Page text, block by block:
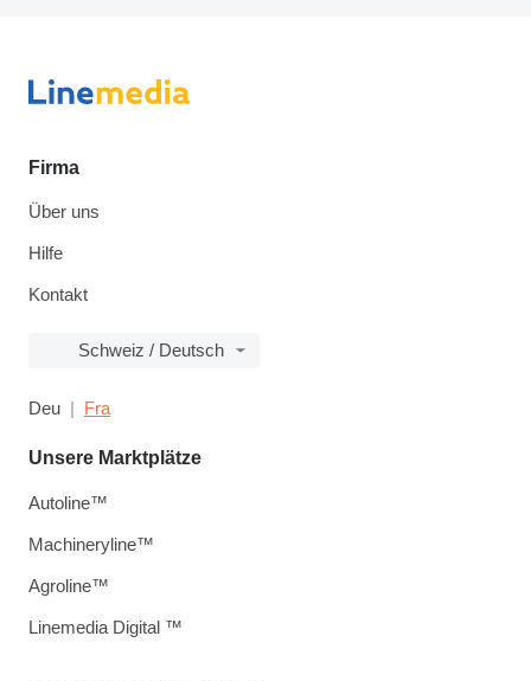
Firma
Über uns
Hilfe
Kontakt
Schweiz / Deutsch
Deu Fra
Unsere Marktplätze
Autoline™
Machineryline™
Agroline™
Linemedia Digital ™